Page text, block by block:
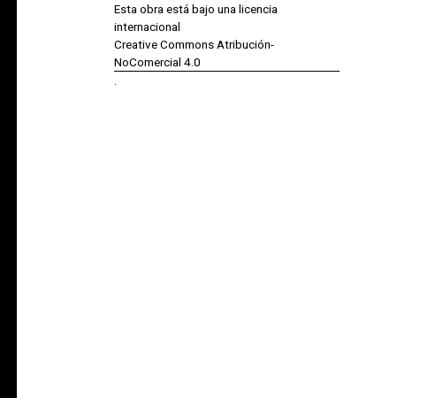
Esta obra está bajo una licencia
internacional
Creative Commons Atribución-
NoComercial 4.0
.